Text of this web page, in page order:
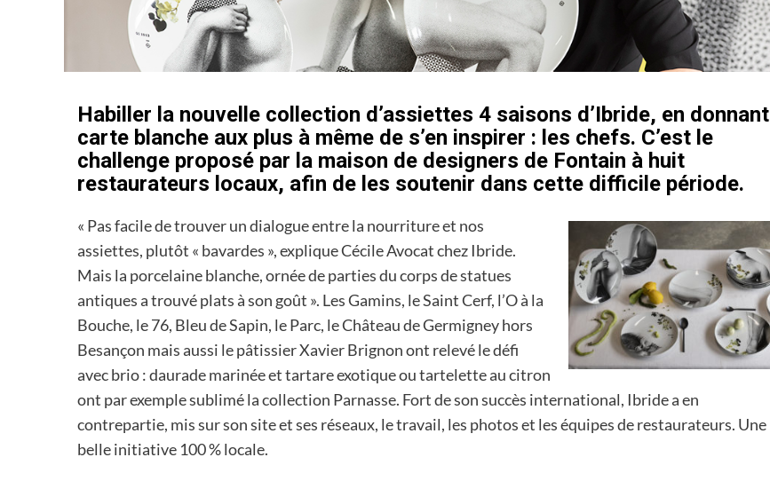
Habiller la nouvelle collection d’assiettes 4 saisons d’Ibride, en donnant
carte blanche aux plus à même de s’en inspirer : les chefs. C’est le
challenge proposé par la maison de designers de Fontain à huit
restaurateurs locaux, afin de les soutenir dans cette difficile période.
« Pas facile de trouver un dialogue entre la nourriture et nos
assiettes, plutôt « bavardes », explique Cécile Avocat chez Ibride.
Mais la porcelaine blanche, ornée de parties du corps de statues
antiques a trouvé plats à son goût ». Les Gamins, le Saint Cerf, l’O à la
Bouche, le 76, Bleu de Sapin, le Parc, le Château de Germigney hors
Besançon mais aussi le pâtissier Xavier Brignon ont relevé le défi
avec brio : daurade marinée et tartare exotique ou tartelette au citron
ont par exemple sublimé la collection Parnasse. Fort de son succès international, Ibride a en
contrepartie, mis sur son site et ses réseaux, le travail, les photos et les équipes de restaurateurs. Une
belle initiative 100 % locale.